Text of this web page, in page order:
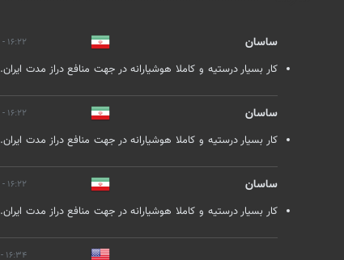
ساسان ۱۶:۲۲ - ۱۴۰۱/۰۷/۳۰
کار بسیار درستیه و کاملا هوشیارانه در جهت منافع دراز مدت ایران.
ساسان ۱۶:۲۲ - ۱۴۰۱/۰۷/۳۰
کار بسیار درستیه و کاملا هوشیارانه در جهت منافع دراز مدت ایران.
ساسان ۱۶:۲۲ - ۱۴۰۱/۰۷/۳۰
کار بسیار درستیه و کاملا هوشیارانه در جهت منافع دراز مدت ایران.
۱۶:۳۴ - ۱۴۰۱/۰۷/۳۰